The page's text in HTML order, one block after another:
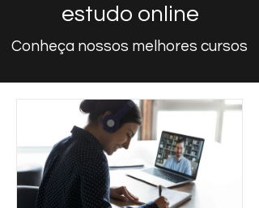
estudo online
Conheça nossos melhores cursos